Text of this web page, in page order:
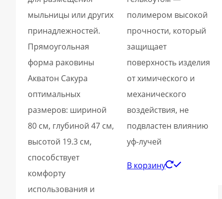
мыльницы или других
принадлежностей.
Прямоугольная
форма раковины
Акватон Сакура
оптимальных
размеров: шириной
80 см, глубиной 47 см,
высотой 19.3 см,
способствует
комфорту
использования и
полимером высокой
прочности, который
защищает
поверхность изделия
от химического и
механического
воздействия, не
подвластен влиянию
уф-лучей
В корзину